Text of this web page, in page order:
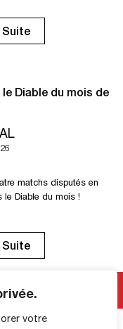
votre
: Défaite contre Mont-
0-1 U18 R1 : Résultat nul
Suite
Diable du mois de
matchs disputés en
le Diable du mois !
Suite